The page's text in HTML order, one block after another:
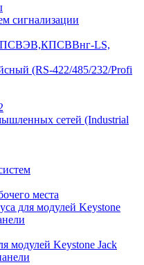
сигнализации
LS,
(RS-422/485/232/Profi
сетей (Industrial
места
для модулей Keystone
модулей Keystone Jack